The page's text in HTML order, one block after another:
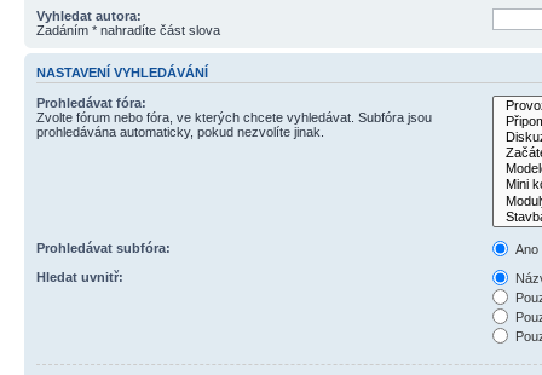
Vyhledat autora:
Zadáním * nahradíte část slova
NASTAVENÍ VYHLEDÁVÁNÍ
Prohledávat fóra:
Zvolte fórum nebo fóra, ve kterých chcete vyhledávat. Subfóra jsou
prohledávána automaticky, pokud nezvolíte jinak.
Prohledávat subfóra:
Ano
Hledat uvnitř: